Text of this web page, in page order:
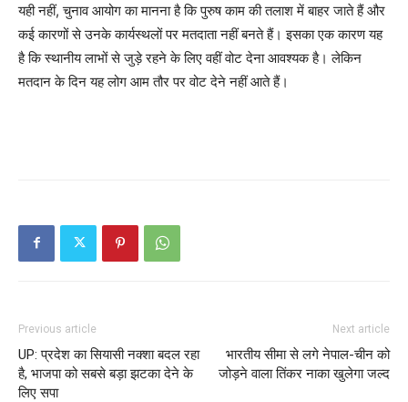
यही नहीं, चुनाव आयोग का मानना है कि पुरुष काम की तलाश में बाहर जाते हैं और
कई कारणों से उनके कार्यस्थलों पर मतदाता नहीं बनते हैं। इसका एक कारण यह
है कि स्थानीय लाभों से जुड़े रहने के लिए वहीं वोट देना आवश्यक है। लेकिन
मतदान के दिन यह लोग आम तौर पर वोट देने नहीं आते हैं।
Previous article
UP: प्रदेश का सियासी नक्शा बदल रहा
है, भाजपा को सबसे बड़ा झटका देने के
लिए सपा
Next article
भारतीय सीमा से लगे नेपाल-चीन को
जोड़ने वाला तिंकर नाका खुलेगा जल्द